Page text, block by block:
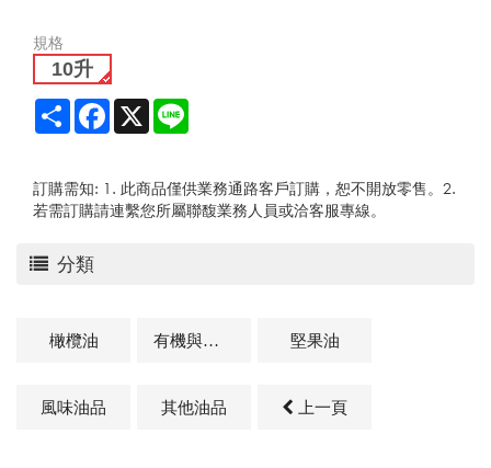
分類
橄欖油 有機與天然油品 堅果油
風味油品 其他油品 上一頁
規格
10升
Share Facebook
X
訂購需知: 1. 此商品僅供業務通路客戶訂購，恕不開放零售。2.
若需訂購請連繫您所屬聯馥業務人員或洽客服專線。